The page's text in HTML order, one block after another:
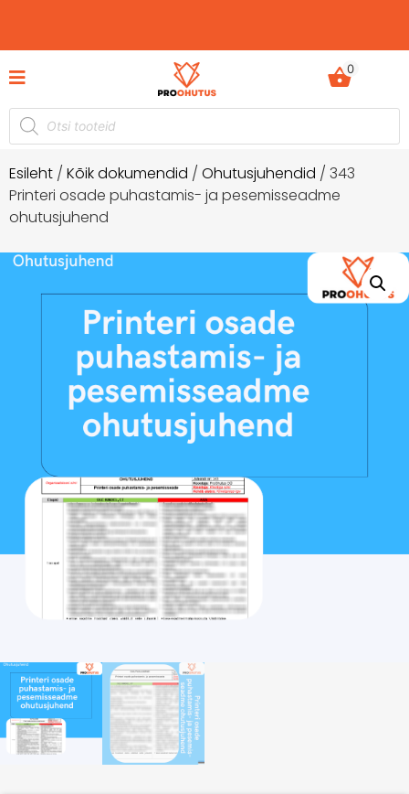
Ohutusjuhendid hetkel -50% soodustusega!
0
Esileht / Kõik dokumendid / Ohutusjuhendid / 343
Printeri osade puhastamis- ja pesemisseadme
ohutusjuhend